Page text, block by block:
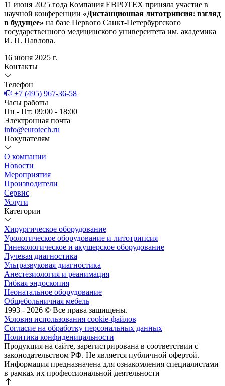
11 июня 2025 года Компания ЕВРОТЕХ приняла участие в
научной конференции «Дистанционная литотрипсия: взгляд
в будущее» на базе Первого Санкт-Петербургского
государственного медицинского университета им. академика
И. П. Павлова.
16 июня 2025 г.
Контакты
Телефон
+7 (495) 967-36-58
Часы работы
Пн - Пт: 09:00 - 18:00
Электронная почта
info@eurotech.ru
Покупателям
О компании
Новости
Мероприятия
Производители
Сервис
Услуги
Категории
Хирургическое оборудование
Урологическое оборудование и литотрипсия
Гинекологическое и акушерское оборудование
Лучевая диагностика
Ультразвуковая диагностика
Анестезиология и реанимация
Гибкая эндоскопия
Неонатальное оборудование
Общебольничная мебель
1993 - 2026 © Все права защищены.
Условия использования cookie-файлов
Согласие на обработку персональных данных
Политика конфиденицальности
Продукция на сайте, зарегистрирована в соответствии с
законодательством РФ. Не является публичной офертой.
Информация предназначена для ознакомления специалистами
в рамках их профессиональной деятельности